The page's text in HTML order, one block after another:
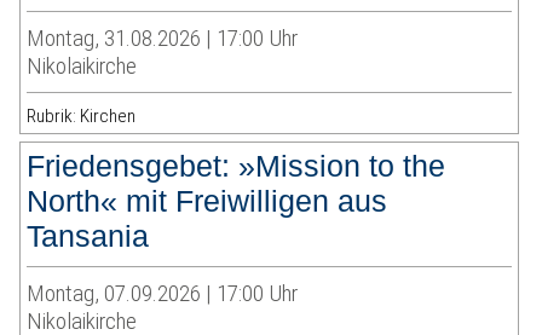
Montag, 31.08.2026 | 17:00 Uhr
Nikolaikirche
Rubrik: Kirchen
Friedensgebet: »Mission to the
North« mit Freiwilligen aus
Tansania
Montag, 07.09.2026 | 17:00 Uhr
Nikolaikirche